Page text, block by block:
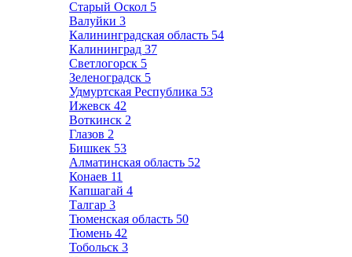
Старый Оскол 5
Валуйки 3
Калининградская область 54
Калининград 37
Светлогорск 5
Зеленоградск 5
Удмуртская Республика 53
Ижевск 42
Воткинск 2
Глазов 2
Бишкек 53
Алматинская область 52
Конаев 11
Капшагай 4
Талгар 3
Тюменская область 50
Тюмень 42
Тобольск 3